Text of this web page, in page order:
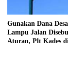
Gunakan Dana
Lampu Jalan
Aturan, Plt Kades